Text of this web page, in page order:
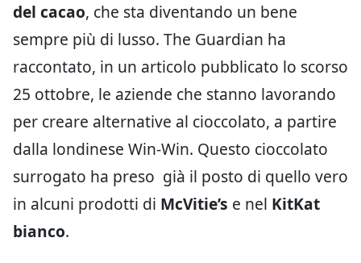
del cacao, che sta diventando un bene
sempre più di lusso. The Guardian ha
raccontato, in un articolo pubblicato lo scorso
25 ottobre, le aziende che stanno lavorando
per creare alternative al cioccolato, a partire
dalla londinese Win-Win. Questo cioccolato
surrogato ha preso già il posto di quello vero
in alcuni prodotti di McVitie’s e nel KitKat
bianco.